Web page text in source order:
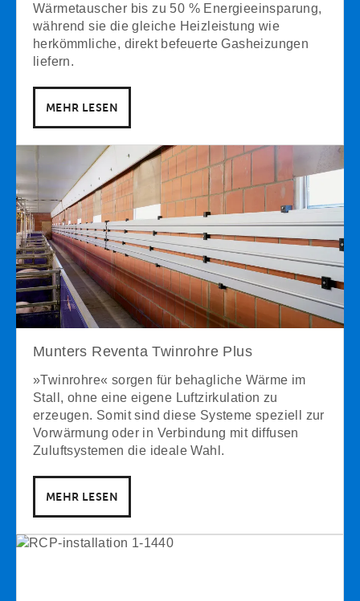
Wärmetauscher bis zu 50 % Energieeinsparung,
während sie die gleiche Heizleistung wie
herkömmliche, direkt befeuerte Gasheizungen
liefern.
MEHR LESEN
Munters Reventa Twinrohre Plus
»Twinrohre« sorgen für behagliche Wärme im
Stall, ohne eine eigene Luftzirkulation zu
erzeugen. Somit sind diese Systeme speziell zur
Vorwärmung oder in Verbindung mit diffusen
Zuluftsystemen die ideale Wahl.
MEHR LESEN